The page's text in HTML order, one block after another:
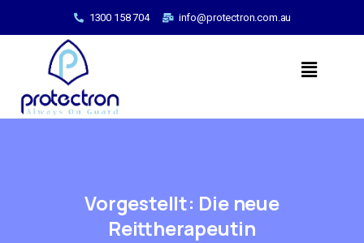
1300 158 704 info@protectron.com.au
Vorgestellt: Die neue
Reittherapeutin